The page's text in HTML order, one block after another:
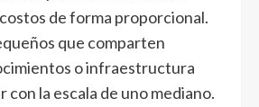
de forma proporcional.
que comparten
o infraestructura
la escala de uno mediano.